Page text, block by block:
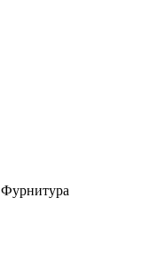
Фурнитура